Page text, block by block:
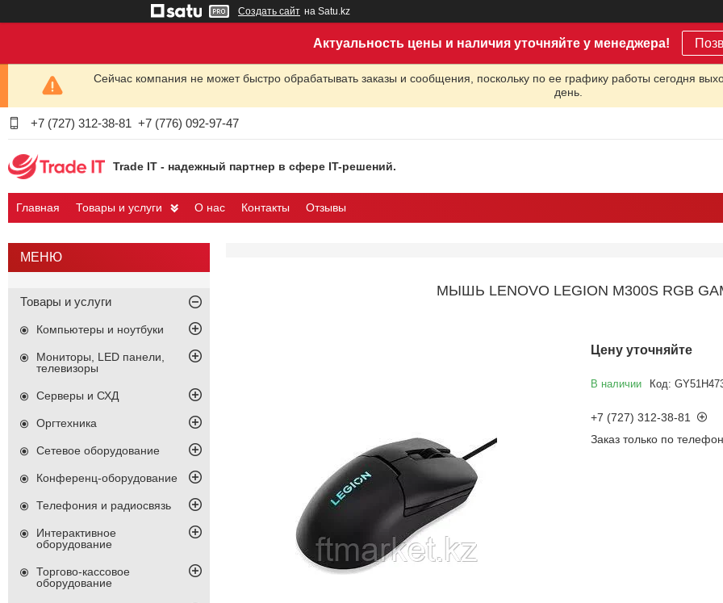
Создать сайт на Satu.kz
Актуальность цены и наличия уточняйте у менеджера!
Сейчас компания не может быстро обрабатывать заказы и сообщения, поскольку по ее графику работы сегодня
день.
+7 (727) 312-38-81 +7 (776) 092-97-47
Trade IT - надежный партнер в сфере IT-решений.
Главная Товары и услуги О нас Контакты Отзывы
МЫШЬ LENOVO LEGION M300S RGB
Цену уточняйте
В наличии Код:
+7 (727) 312-38-81
Заказ только по
Товары и услуги
Компьютеры и ноутбуки
Мониторы, LED панели,
телевизоры
Серверы и СХД
Оргтехника
Сетевое оборудование
Конференц-оборудование
Телефония и радиосвязь
Интерактивное
оборудование
Торгово-кассовое
оборудование